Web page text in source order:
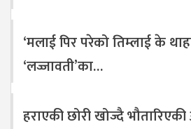
‘मलाई पिर परेको तिम्लाई के
‘लज्जावती’का…
हराएकी छोरी खोज्दै